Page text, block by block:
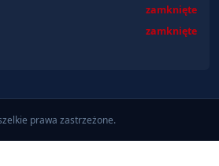
zamknięte
zamknięte
prawa zastrzeżone.